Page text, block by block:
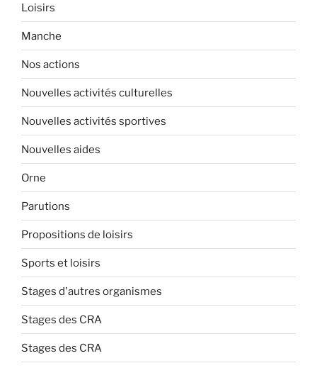
Loisirs
Manche
Nos actions
Nouvelles activités culturelles
Nouvelles activités sportives
Nouvelles aides
Orne
Parutions
Propositions de loisirs
Sports et loisirs
Stages d'autres organismes
Stages des CRA
Stages des CRA